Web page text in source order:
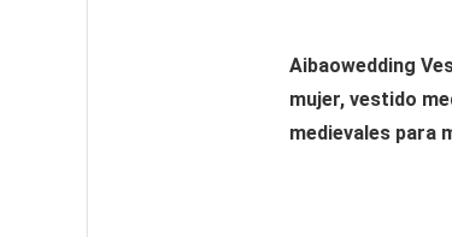
Aibaowedding
mujer, vestido
medievales para